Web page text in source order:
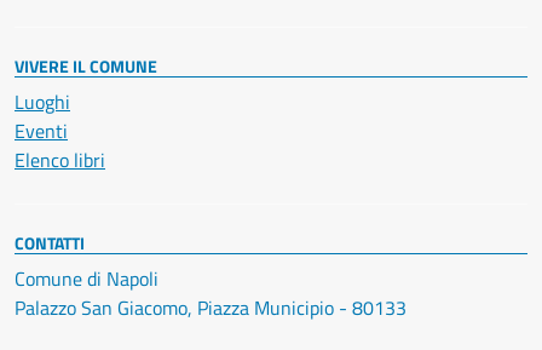
VIVERE IL COMUNE
Luoghi
Eventi
Elenco libri
CONTATTI
Comune di Napoli
Palazzo San Giacomo, Piazza Municipio - 80133